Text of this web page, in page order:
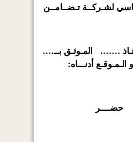
لشـركــة تـضــامــن
……. المـوثـق بــ….
أدنـــاه:
حضــــر